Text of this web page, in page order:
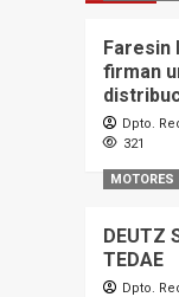
Faresin
firman
Dpto.
321
MOTORES
DEUTZ
TEDAE
Dpto.